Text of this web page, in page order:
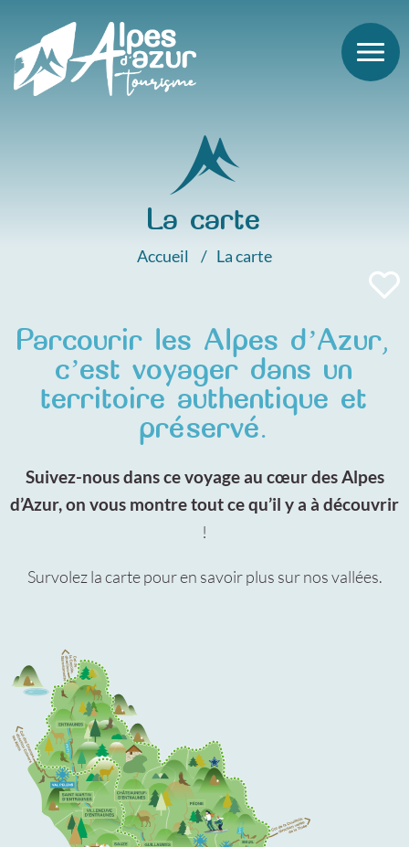
La carte
Accueil La carte
Parcourir les Alpes d’Azur,
c’est voyager dans un
territoire authentique et
préservé.
Suivez-nous dans ce voyage au cœur des Alpes
d’Azur, on vous montre tout ce qu’il y a à découvrir
!
Survolez la carte pour en savoir plus sur nos vallées.